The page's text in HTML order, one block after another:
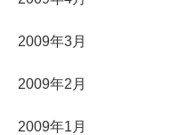
2009年3月
2009年2月
2009年1月